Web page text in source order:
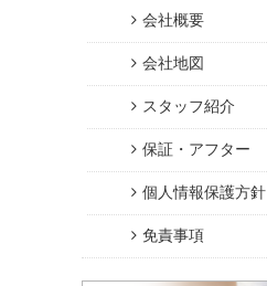
会社概要
会社地図
スタッフ紹介
保証・アフター
個人情報保護方針
免責事項